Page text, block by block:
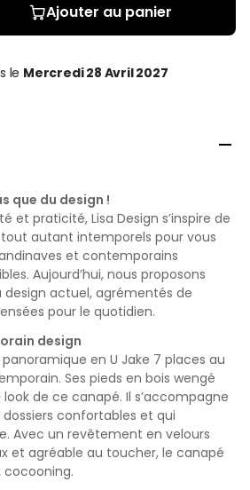
Ajouter au panier
le Mercredi 28 Avril 2027

que du design !
et praticité, Lisa Design s’inspire de
autant intemporels pour vous
et contemporains
Aujourd’hui, nous proposons
actuel, agrémentés de
pour le quotidien.
design
en U Jake 7 places au
Ses pieds en bois wengé
de ce canapé. Il s’accompagne
confortables et qui
Avec un revêtement en velours
et agréable au toucher, le canapé
cocooning.